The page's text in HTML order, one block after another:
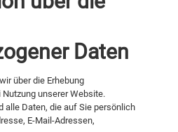
Daten
über die Erhebung
unserer Website.
alle Daten, die auf Sie persönlich
E-Mail-Adressen,